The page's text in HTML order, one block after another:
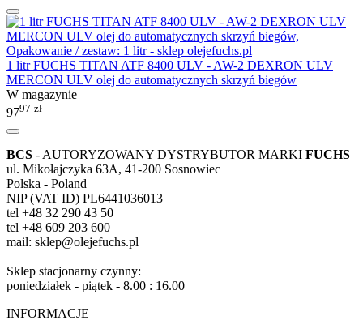
1 litr FUCHS TITAN ATF 8400 ULV - AW-2 DEXRON ULV
MERCON ULV olej do automatycznych skrzyń biegów
W magazynie
9797 zł
BCS - AUTORYZOWANY DYSTRYBUTOR MARKI FUCHS
ul. Mikołajczyka 63A, 41-200 Sosnowiec
Polska - Poland
NIP (VAT ID) PL6441036013
tel +48 32 290 43 50
tel +48 609 203 600
mail: sklep@olejefuchs.pl
Sklep stacjonarny czynny:
poniedziałek - piątek - 8.00 : 16.00
INFORMACJE